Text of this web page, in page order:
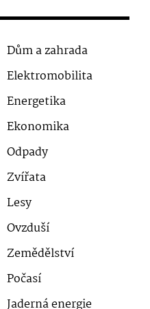
Dům a zahrada
Elektromobilita
Energetika
Ekonomika
Odpady
Zvířata
Lesy
Ovzduší
Zemědělství
Počasí
Jaderná energie